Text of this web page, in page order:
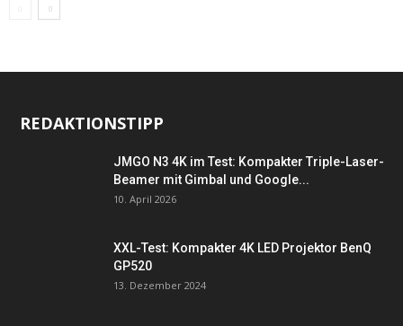
REDAKTIONSTIPP
JMGO N3 4K im Test: Kompakter Triple-Laser-
Beamer mit Gimbal und Google...
10. April 2026
XXL-Test: Kompakter 4K LED Projektor BenQ
GP520
13. Dezember 2024